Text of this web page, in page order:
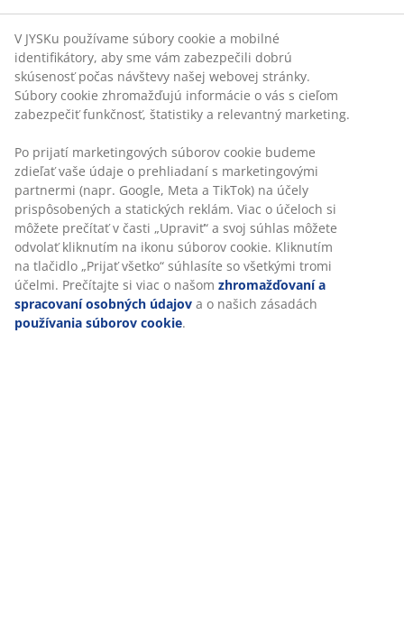
Starostlivosť a údržba paplónov a vankúšov
Ako dlho vydržia paplóny a vankúše, závisí od ich kvality
a našej dobrej starostlivosti. Zhromaždili sme pár
jednoduchých rád, ako sa najlepšie starať o paplóny a
vankúše, aby vydržali roky.
V JYSKu používame súbory cookie a mobilné
identifikátory, aby sme vám zabezpečili dobrú
skúsenosť počas návštevy našej webovej stránky.
Súbory cookie zhromažďujú informácie o vás s cieľom
zabezpečiť funkčnosť, štatistiky a relevantný marketing.
Po prijatí marketingových súborov cookie budeme
zdieľať vaše údaje o prehliadaní s marketingovými
partnermi (napr. Google, Meta a TikTok) na účely
prispôsobených a statických reklám. Viac o účeloch si
môžete prečítať v časti „Upraviť“ a svoj súhlas môžete
odvolať kliknutím na ikonu súborov cookie. Kliknutím
na tlačidlo „Prijať všetko“ súhlasíte so všetkými tromi
účelmi. Prečítajte si viac o našom zhromažďovaní a
spracovaní osobných údajov a o našich zásadách
používania súborov cookie.